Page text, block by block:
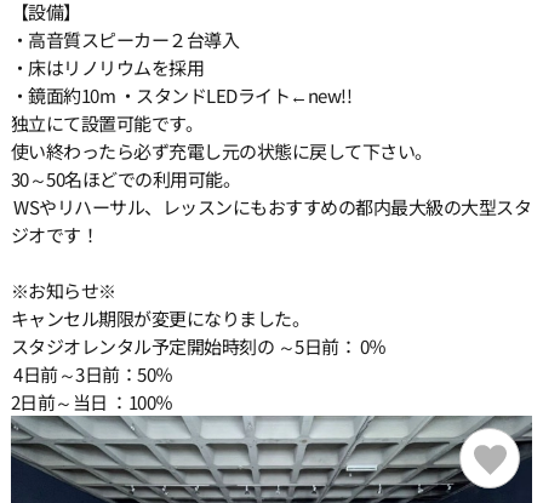
17:00
17:30
18:00
18:30
19:00
19:30
20:00
【設備】
・高音質スピーカー２台導入
・床はリノリウムを採用
・鏡面約10m ・スタンドLEDライト←new!!
独立にて設置可能です。
使い終わったら必ず充電し元の状態に戻して下さい。
30～50名ほどでの利用可能。
WSやリハーサル、レッスンにもおすすめの都内最大級の大型スタ
ジオです！
※お知らせ※
キャンセル期限が変更になりました。
スタジオレンタル予定開始時刻の ～5日前： 0％
4日前～3日前：50％
2日前～当日 ：100％